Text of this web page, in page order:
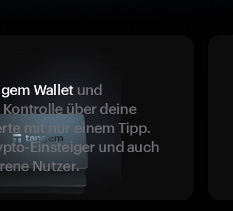
Wallet und
über deine
mit nur einem Tipp.
Einsteiger und auch
Nutzer.